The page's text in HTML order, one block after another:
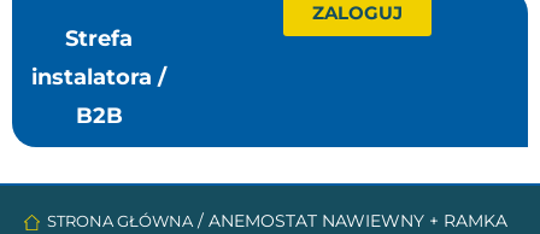
Strefa
instalatora /
B2B
ZALOGUJ
STRONA GŁÓWNA / ANEMOSTAT NAWIEWNY + RAMKA